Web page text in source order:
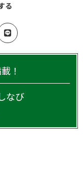
る
！
なび